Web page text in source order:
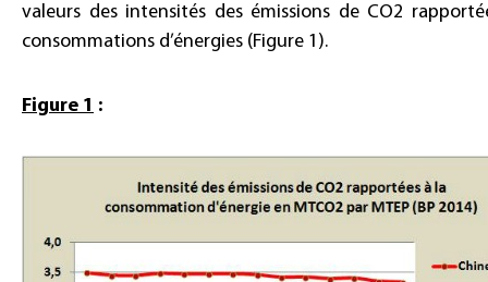
valeurs des intensités des émissions de CO2
consommations d’énergies (Figure 1).
Figure 1 :